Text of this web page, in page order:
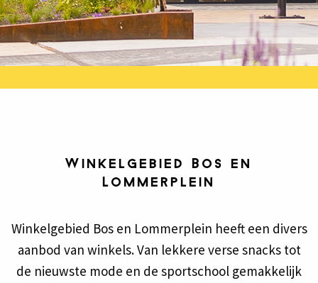
Winkelgebied Bos en
Lommerplein
Winkelgebied Bos en Lommerplein heeft een divers
aanbod van winkels. Van lekkere verse snacks tot
de nieuwste mode en de sportschool gemakkelijk